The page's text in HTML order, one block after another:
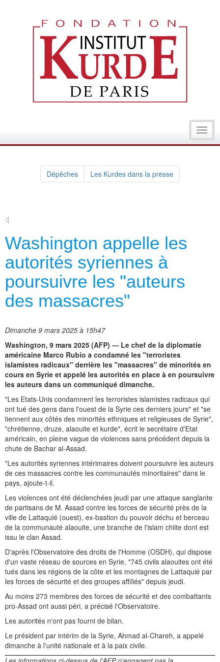
Dépêches Les Kurdes dans la presse
Washington appelle les
autorités syriennes à
poursuivre les "auteurs
des massacres"
Dimanche 9 mars 2025 à 15h47
Washington, 9 mars 2025 (AFP) — Le chef de la diplomatie
américaine Marco Rubio a condamné les "terroristes
islamistes radicaux" derrière les "massacres" de minorités en
cours en Syrie et appelé les autorités en place à en poursuivre
les auteurs dans un communiqué dimanche.
"Les Etats-Unis condamnent les terroristes islamistes radicaux qui
ont tué des gens dans l'ouest de la Syrie ces derniers jours" et "se
tiennent aux côtés des minorités ethniques et religieuses de Syrie",
"chrétienne, druze, alaouite et kurde", écrit le secrétaire d'Etat
américain, en pleine vague de violences sans précédent depuis la
chute de Bachar al-Assad.
"Les autorités syriennes intérimaires doivent poursuivre les auteurs
de ces massacres contre les communautés minoritaires" dans le
pays, ajoute-t-il.
Les violences ont été déclenchées jeudi par une attaque sanglante
de partisans de M. Assad contre les forces de sécurité près de la
ville de Lattaquié (ouest), ex-bastion du pouvoir déchu et berceau
de la communauté alaouite, une branche de l'islam chiite dont est
issu le clan Assad.
D'après l'Observatoire des droits de l'Homme (OSDH), qui dispose
d'un vaste réseau de sources en Syrie, "745 civils alaouites ont été
tués dans les régions de la côte et les montagnes de Lattaquié par
les forces de sécurité et des groupes affiliés" depuis jeudi.
Au moins 273 membres des forces de sécurité et des combattants
pro-Assad ont aussi péri, a précisé l'Observatoire.
Les autorités n'ont pas fourni de bilan.
Le président par intérim de la Syrie, Ahmad al-Chareh, a appelé
dimanche à l'unité nationale et à la paix civile.